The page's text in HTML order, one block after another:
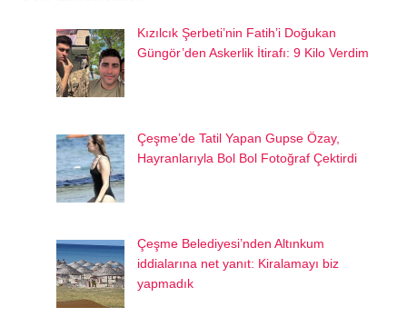
Kızılcık Şerbeti’nin Fatih’i Doğukan
Güngör’den Askerlik İtirafı: 9 Kilo Verdim
Çeşme’de Tatil Yapan Gupse Özay,
Hayranlarıyla Bol Bol Fotoğraf Çektirdi
Çeşme Belediyesi’nden Altınkum
iddialarına net yanıt: Kiralamayı biz
yapmadık